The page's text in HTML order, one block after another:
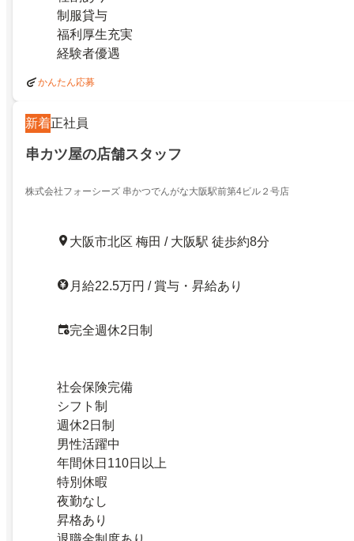
制服貸与
福利厚生充実
経験者優遇
かんたん応募
新着正社員
串カツ屋の店舗スタッフ
株式会社フォーシーズ 串かつでんがな大阪駅前第4ビル２号店
大阪市北区 梅田 / 大阪駅 徒歩約8分
月給22.5万円 / 賞与・昇給あり
完全週休2日制
社会保険完備
シフト制
週休2日制
男性活躍中
年間休日110日以上
特別休暇
夜勤なし
昇格あり